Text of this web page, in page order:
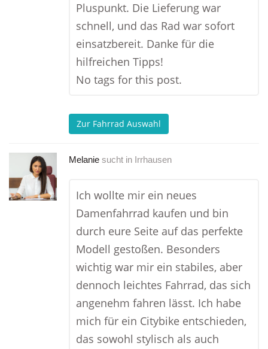
Pluspunkt. Die Lieferung war
schnell, und das Rad war sofort
einsatzbereit. Danke für die
hilfreichen Tipps!
No tags for this post.
Zur Fahrrad Auswahl
Melanie sucht in Irrhausen
Ich wollte mir ein neues
Damenfahrrad kaufen und bin
durch eure Seite auf das perfekte
Modell gestoßen. Besonders
wichtig war mir ein stabiles, aber
dennoch leichtes Fahrrad, das sich
angenehm fahren lässt. Ich habe
mich für ein Citybike entschieden,
das sowohl stylisch als auch